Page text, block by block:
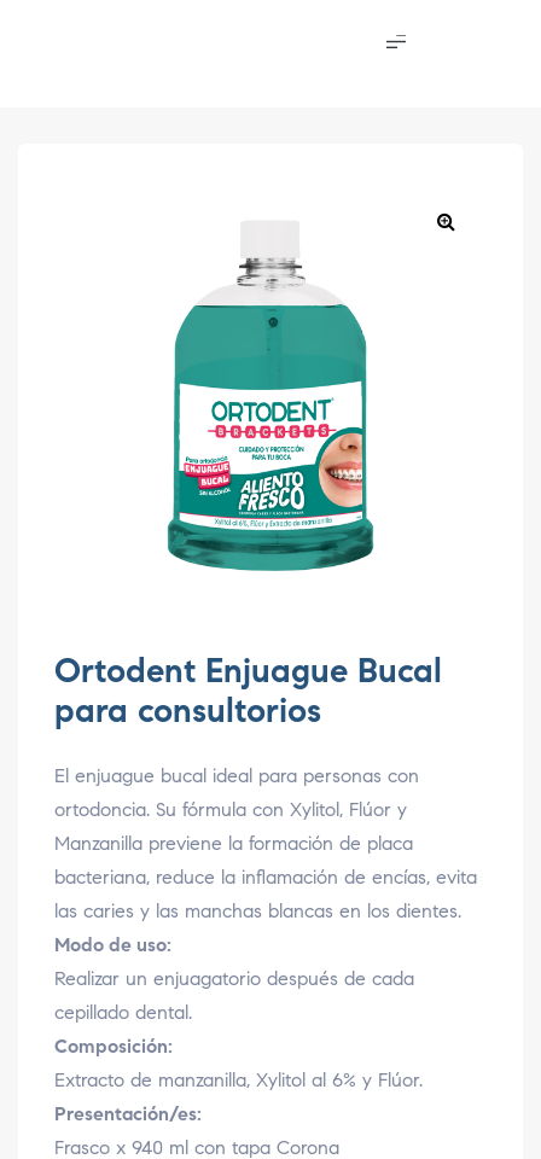
Ortodent Enjuague Bucal
para consultorios
El enjuague bucal ideal para personas con
ortodoncia. Su fórmula con Xylitol, Flúor y
Manzanilla previene la formación de placa
bacteriana, reduce la inflamación de encías, evita
las caries y las manchas blancas en los dientes.
Modo de uso:
Realizar un enjuagatorio después de cada
cepillado dental.
Composición:
Extracto de manzanilla, Xylitol al 6% y Flúor.
Presentación/es:
Frasco x 940 ml con tapa Corona